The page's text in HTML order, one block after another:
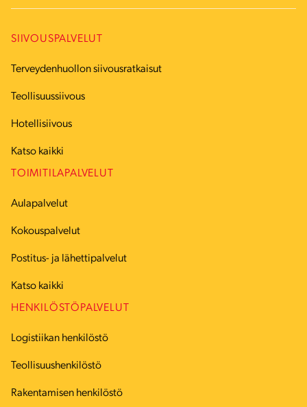
SIIVOUSPALVELUT
Terveydenhuollon siivousratkaisut
Teollisuussiivous
Hotellisiivous
Katso kaikki
TOIMITILAPALVELUT
Aulapalvelut
Kokouspalvelut
Postitus- ja lähettipalvelut
Katso kaikki
HENKILÖSTÖPALVELUT
Logistiikan henkilöstö
Teollisuushenkilöstö
Rakentamisen henkilöstö